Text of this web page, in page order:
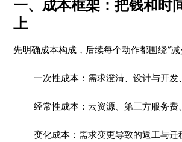
一、成本框架：把钱和时
上
先明确成本构成，后续每个动作都围绕“减
一次性成本：需求澄清、设计与开发
经常性成本：云资源、第三方服务费
变化成本：需求变更导致的返工与迁